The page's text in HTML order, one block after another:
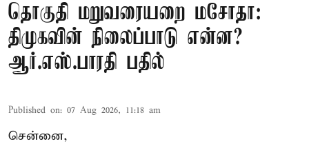
தொகுதி மறுவரையறை மசோதா:
திமுகவின் நிலைப்பாடு என்ன?
ஆர்.எஸ்.பாரதி பதில்
Published on: 07 Aug 2026, 11:18 am
சென்னை,